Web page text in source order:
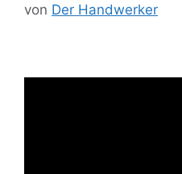
von Der Handwerker